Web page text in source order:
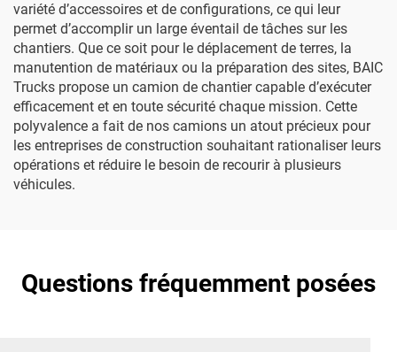
variété d’accessoires et de configurations, ce qui leur
permet d’accomplir un large éventail de tâches sur les
chantiers. Que ce soit pour le déplacement de terres, la
manutention de matériaux ou la préparation des sites, BAIC
Trucks propose un camion de chantier capable d’exécuter
efficacement et en toute sécurité chaque mission. Cette
polyvalence a fait de nos camions un atout précieux pour
les entreprises de construction souhaitant rationaliser leurs
opérations et réduire le besoin de recourir à plusieurs
véhicules.
Questions fréquemment posées